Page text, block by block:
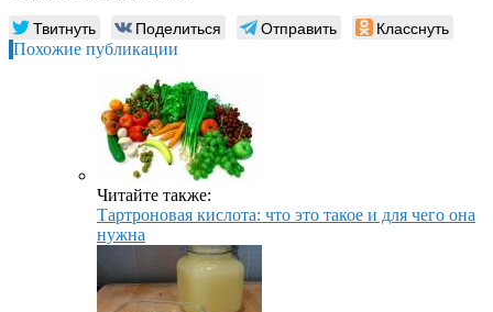
Твитнуть Поделиться Отправить Класснуть
Похожие публикации
Читайте также:
Тартроновая кислота: что это такое и для чего она
нужна